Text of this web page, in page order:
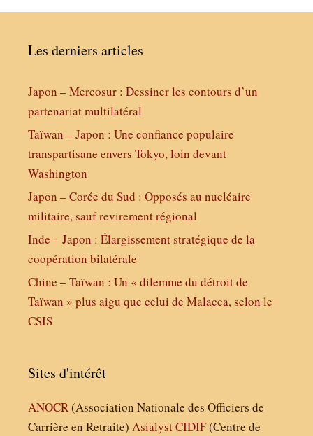
Les derniers articles
Japon – Mercosur : Dessiner les contours d’un
partenariat multilatéral
Taïwan – Japon : Une confiance populaire
transpartisane envers Tokyo, loin devant
Washington
Japon – Corée du Sud : Opposés au nucléaire
militaire, sauf revirement régional
Inde – Japon : Élargissement stratégique de la
coopération bilatérale
Chine – Taïwan : Un « dilemme du détroit de
Taïwan » plus aigu que celui de Malacca, selon le
CSIS
Sites d'intérêt
ANOCR(Association Nationale des Officiers de
Carrière en Retraite) AsialystCIDIF(Centre de